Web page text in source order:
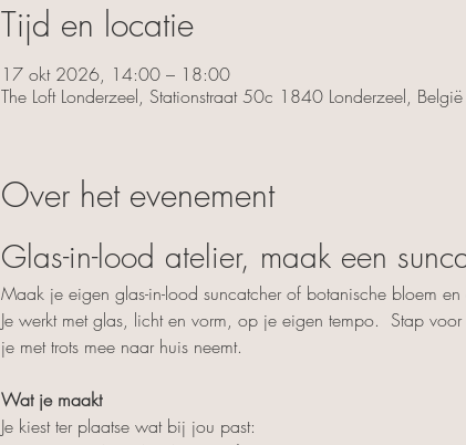
Tijd en locatie
17 okt 2026, 14:00 – 18:00
The Loft Londerzeel, Stationstraat 50c 1840 Londerzeel, België
Over het evenement
Glas-in-lood atelier, maak een
Maak je eigen glas-in-lood suncatcher of botanische bloem
Je werkt met glas, licht en vorm, op je eigen tempo.  Stap
je met trots mee naar huis neemt.
Wat je maakt
Je kiest ter plaatse wat bij jou past: